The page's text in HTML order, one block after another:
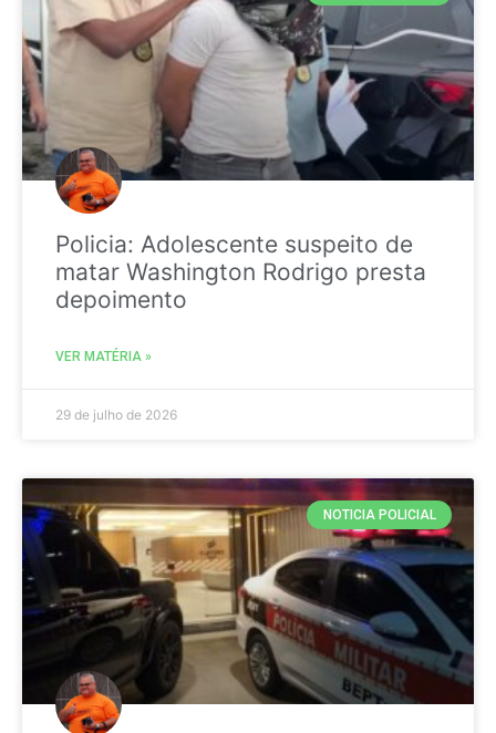
Policia: Adolescente suspeito de
matar Washington Rodrigo presta
depoimento
VER MATÉRIA »
29 de julho de 2026
NOTICIA POLICIAL